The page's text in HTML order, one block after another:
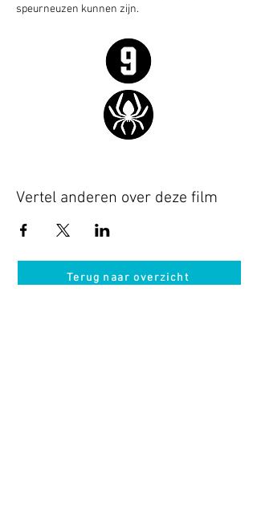
speurneuzen kunnen zijn.
Vertel anderen over deze film
Terug naar overzicht